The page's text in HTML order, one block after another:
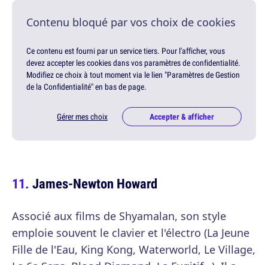
Contenu bloqué par vos choix de cookies
Ce contenu est fourni par un service tiers. Pour l'afficher, vous
devez accepter les cookies dans vos paramètres de confidentialité.
Modifiez ce choix à tout moment via le lien "Paramètres de Gestion
de la Confidentialité" en bas de page.
Gérer mes choix Accepter & afficher
James-Newton Howard
Associé aux films de Shyamalan, son style
emploie souvent le clavier et l'électro (La Jeune
Fille de l'Eau, King Kong, Waterworld, Le Village,